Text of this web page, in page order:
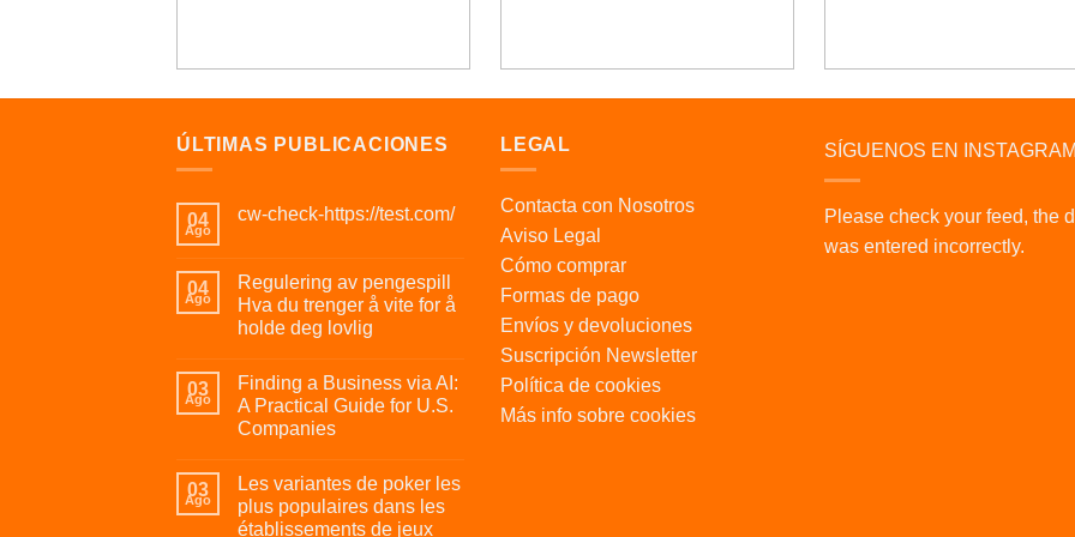
ÚLTIMAS PUBLICACIONES
04
Ago
cw-check-https://test.com/
04
Ago
Regulering av pengespill
Hva du trenger å vite for å
holde deg lovlig
03
Ago
Finding a Business via AI:
A Practical Guide for U.S.
Companies
03
Ago
Les variantes de poker les
plus populaires dans les
établissements de jeux
LEGAL
Contacta con Nosotros
Aviso Legal
Cómo comprar
Formas de pago
Envíos y devoluciones
Suscripción Newsletter
Política de cookies
Más info sobre cookies
SÍGUENOS EN INSTAGRAM
Please check your feed, the
was entered incorrectly.